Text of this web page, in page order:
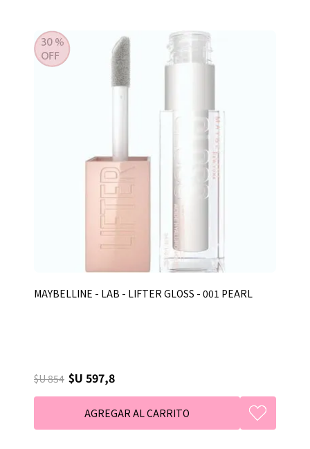
MAYBELLINE - LAB - LIFTER GLOSS - 001 PEARL
$U 854 $U 597,8